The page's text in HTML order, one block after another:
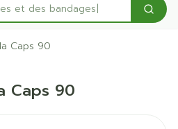
et des bandages
Caps 90
Caps 90